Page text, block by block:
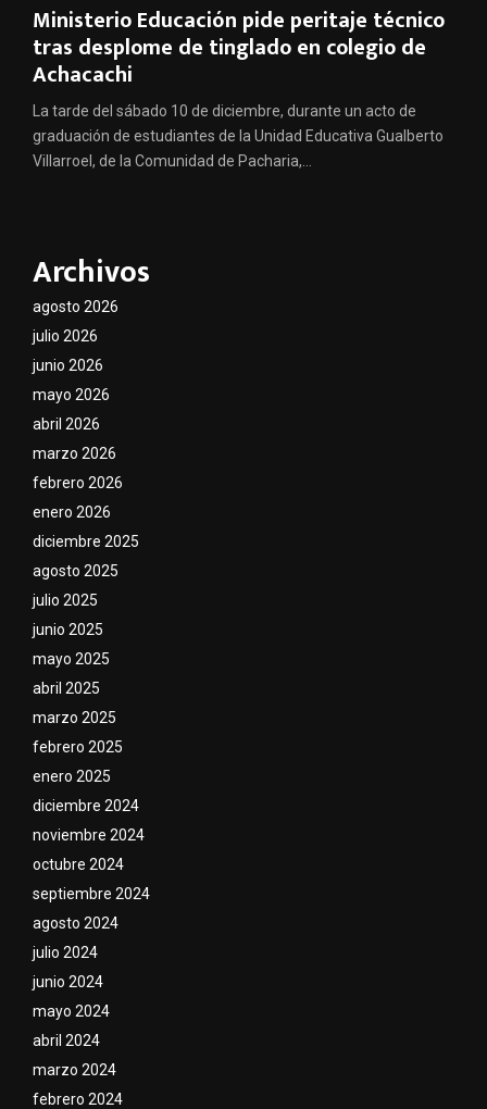
Ministerio Educación pide peritaje técnico
tras desplome de tinglado en colegio de
Achacachi
La tarde del sábado 10 de diciembre, durante un acto de
graduación de estudiantes de la Unidad Educativa Gualberto
Villarroel, de la Comunidad de Pacharia,...
Archivos
agosto 2026
julio 2026
junio 2026
mayo 2026
abril 2026
marzo 2026
febrero 2026
enero 2026
diciembre 2025
agosto 2025
julio 2025
junio 2025
mayo 2025
abril 2025
marzo 2025
febrero 2025
enero 2025
diciembre 2024
noviembre 2024
octubre 2024
septiembre 2024
agosto 2024
julio 2024
junio 2024
mayo 2024
abril 2024
marzo 2024
febrero 2024